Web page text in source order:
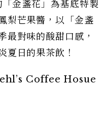
金盞花」為基底特製
梨芒果醬，以「金盞
最對味的酸甜口感，
夏日的果茶飲！
Coffee Hosue